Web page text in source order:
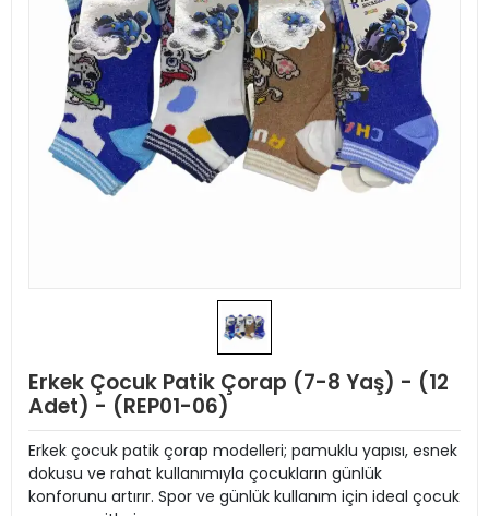
Erkek Çocuk Patik Çorap (7-8 Yaş) - (12
Adet) - (REP01-06)
Erkek çocuk patik çorap modelleri; pamuklu yapısı, esnek
dokusu ve rahat kullanımıyla çocukların günlük
konforunu artırır. Spor ve günlük kullanım için ideal çocuk